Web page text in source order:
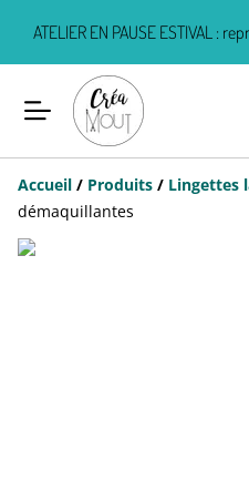
ATELIER EN PAUSE ESTIVAL :
Accueil / Produits / Lingettes
démaquillantes